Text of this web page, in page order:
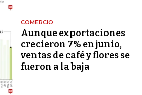
COMERCIO
Aunque exportaciones
crecieron 7% en junio,
ventas de café y flores se
fueron a la baja